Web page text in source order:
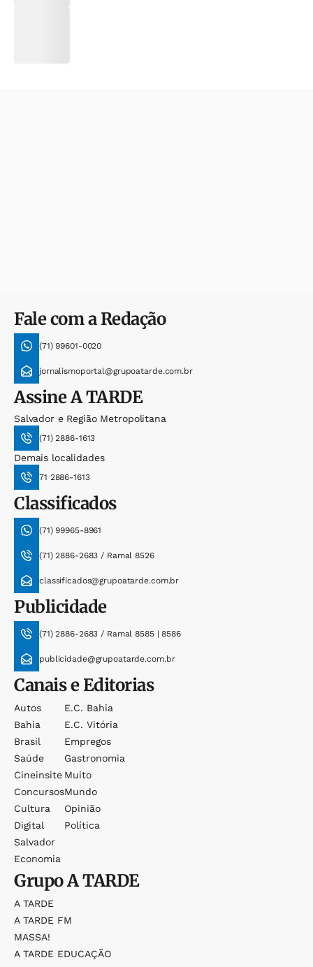
Fale com a Redação
(71) 99601-0020
jornalismoportal@grupoatarde.com.br
AssineA TARDE
Salvador e Região Metropolitana
(71) 2886-1613
Demais localidades
71 2886-1613
Classificados
(71) 99965-8961
(71) 2886-2683 / Ramal 8526
classificados@grupoatarde.com.br
Publicidade
(71) 2886-2683 / Ramal 8585 | 8586
publicidade@grupoatarde.com.br
Canais e Editorias
Autos
Bahia
Brasil
Saúde
Cineinsite
Concursos
Cultura
Digital
Salvador
Economia
E.c. Bahia
E.c. Vitória
Empregos
Gastronomia
Muito
Mundo
Opinião
Política
GrupoA TARDE
A TARDE
A TARDE FM
MASSA!
A TARDE EDUCAÇÃO